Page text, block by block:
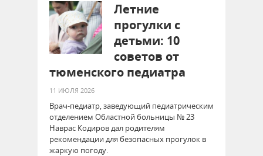
Летние
прогулки с
детьми: 10
советов от
тюменского педиатра
11 ИЮЛЯ 2026
Врач-педиатр, заведующий педиатрическим
отделением Областной больницы № 23
Наврас Кодиров дал родителям
рекомендации для безопасных прогулок в
жаркую погоду.